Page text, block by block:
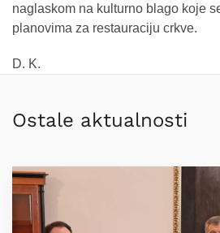
naglaskom na kulturno blago koje
planovima za restauraciju crkve.
D. K.
Ostale aktualnosti